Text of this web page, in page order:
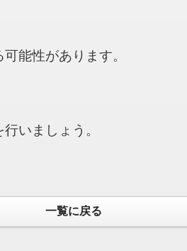
能性があります。
いましょう。
一覧に戻る